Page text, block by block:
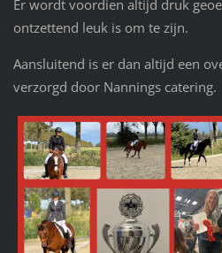
Er wordt voordien altijd druk
ontzettend leuk is om te zijn.
Aansluitend is er dan altijd een
verzorgd door Nannings catering.